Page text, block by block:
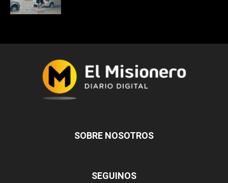
SOBRE NOSOTROS
SEGUINOS